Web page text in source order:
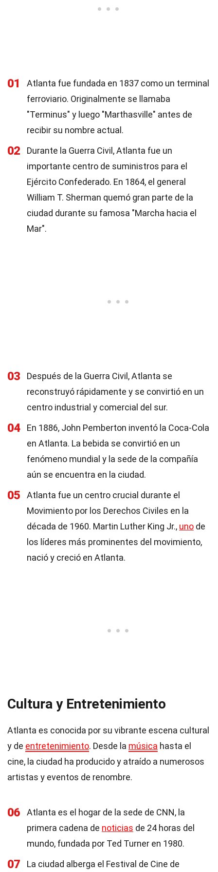
01
Atlanta fue fundada en 1837 como un terminal
ferroviario. Originalmente se llamaba
"Terminus" y luego "Marthasville" antes de
recibir su nombre actual.
02
Durante la Guerra Civil, Atlanta fue un
importante centro de suministros para el
Ejército Confederado. En 1864, el general
William T. Sherman quemó gran parte de la
ciudad durante su famosa "Marcha hacia el
Mar".
03
Después de la Guerra Civil, Atlanta se
reconstruyó rápidamente y se convirtió en un
centro industrial y comercial del sur.
04
En 1886, John Pemberton inventó la Coca-Cola
en Atlanta. La bebida se convirtió en un
fenómeno mundial y la sede de la compañía
aún se encuentra en la ciudad.
05
Atlanta fue un centro crucial durante el
Movimiento por los Derechos Civiles en la
década de 1960. Martin Luther King Jr., uno de
los líderes más prominentes del movimiento,
nació y creció en Atlanta.
Cultura y Entretenimiento
Atlanta es conocida por su vibrante escena cultural
y de entretenimiento. Desde la música hasta el
cine, la ciudad ha producido y atraído a numerosos
artistas y eventos de renombre.
06
Atlanta es el hogar de la sede de CNN, la
primera cadena de noticias de 24 horas del
mundo, fundada por Ted Turner en 1980.
07 La ciudad alberga el Festival de Cine de